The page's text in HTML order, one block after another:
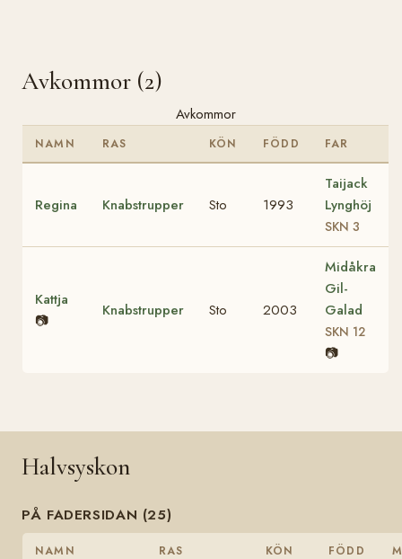
Avkommor (2)
Avkommor
NAMN RAS KÖN FÖDD FAR
Regina Knabstrupper Sto 1993
Taijack
Lynghöj
SKN 3
Kattja
📷
Knabstrupper Sto 2003
Midåkra
Gil-
Galad
SKN 12
📷
Halvsyskon
PÅ FADERSIDAN (25)
NAMN RAS KÖN FÖDD